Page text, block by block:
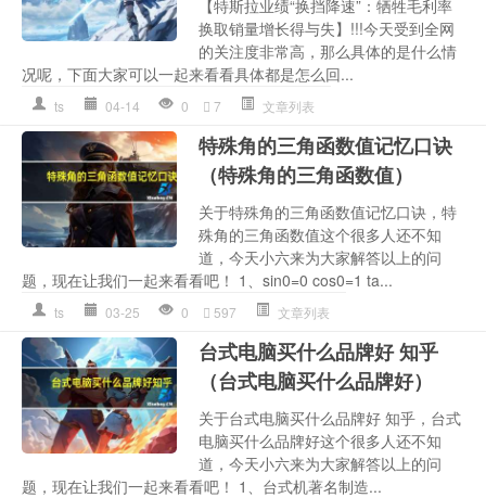
【特斯拉业绩“换挡降速”：牺牲毛利率
换取销量增长得与失】!!!今天受到全网
的关注度非常高，那么具体的是什么情
况呢，下面大家可以一起来看看具体都是怎么回...
ts 04-14 0 7 文章列表
特殊角的三角函数值记忆口诀
（特殊角的三角函数值）
关于特殊角的三角函数值记忆口诀，特
殊角的三角函数值这个很多人还不知
道，今天小六来为大家解答以上的问
题，现在让我们一起来看看吧！ 1、sin0=0 cos0=1 ta...
ts 03-25 0 597 文章列表
台式电脑买什么品牌好 知乎
（台式电脑买什么品牌好）
关于台式电脑买什么品牌好 知乎，台式
电脑买什么品牌好这个很多人还不知
道，今天小六来为大家解答以上的问
题，现在让我们一起来看看吧！ 1、台式机著名制造...